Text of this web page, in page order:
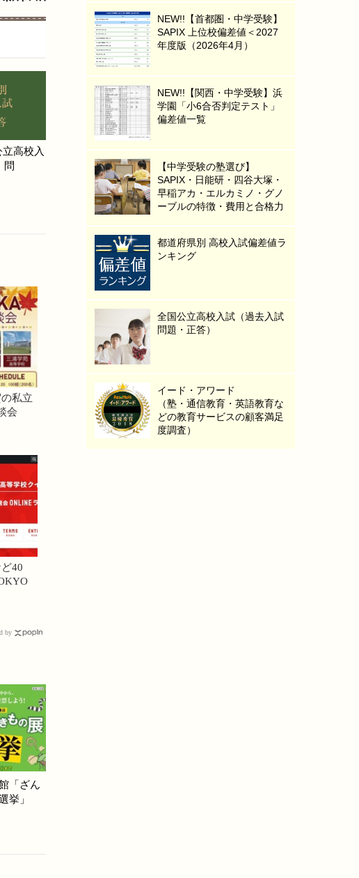
高校入
問
の私立
会
40
by
「ざん
挙」
NEW!!【首都圏・中学受験】
SAPIX 上位校偏差値＜2027
年度版（2026年4月）
NEW!!【関西・中学受験】浜
学園「小6合否判定テスト」
偏差値一覧
【中学受験の塾選び】
SAPIX・日能研・四谷大塚・
早稲アカ・エルカミノ・グノ
ーブルの特徴・費用と合格力
都道府県別 高校入試偏差値ラ
ンキング
全国公立高校入試（過去入試
問題・正答）
イード・アワード
（塾・通信教育・英語教育な
どの教育サービスの顧客満足
度調査）